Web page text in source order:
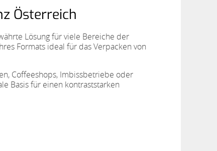
Österreich
Lösung für viele Bereiche der
Formats ideal für das Verpacken von
Coffeeshops, Imbissbetriebe oder
Basis für einen kontraststarken